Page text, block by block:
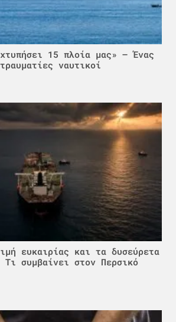
χτυπήσει 15 πλοία μας» – Ένας
ναυτικοί
ευκαιρίας και τα δυσεύρετα
Τι συμβαίνει στον Περσικό